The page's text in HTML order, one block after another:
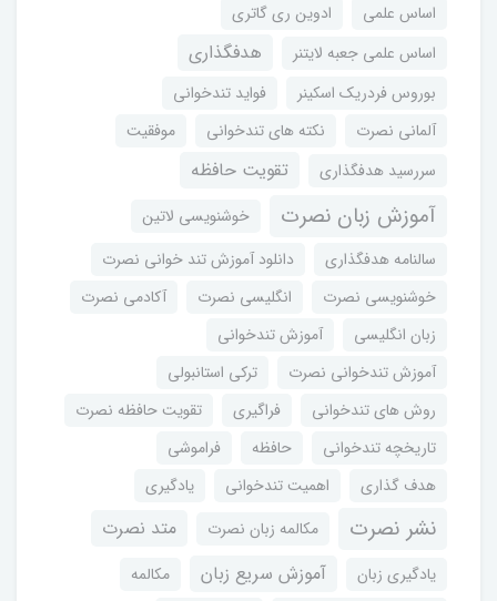
اساس علمی
ادوین ری گاتری
اساس علمی جعبه لایتنر
هدفگذاری
بوروس فردریک اسکینر
فواید تندخوانی
آلمانی نصرت
نکته های تندخوانی
موفقیت
سررسید هدفگذاری
تقویت حافظه
آموزش زبان نصرت
خوشنویسی لاتین
سالنامه هدفگذاری
دانلود آموزش تند خوانی نصرت
خوشنویسی نصرت
انگلیسی نصرت
آکادمی نصرت
زبان انگلیسی
آموزش تندخوانی
آموزش تندخوانی نصرت
ترکی استانبولی
روش های تندخوانی
فراگیری
تقویت حافظه نصرت
تاریخچه تندخوانی
حافظه
فراموشی
هدف گذاری
اهمیت تندخوانی یادگیری
نشر نصرت مکالمه زبان نصرت متد نصرت
یادگیری زبان آموزش سریع زبان
مکالمه